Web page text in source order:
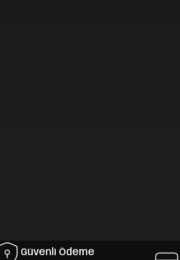
Güvenli Ödeme